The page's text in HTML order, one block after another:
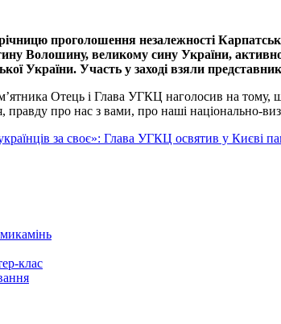
річницю проголошення незалежності
Волошину, великому сину України,
України. Участь у заході взяли
Отець і Глава УГКЦ наголосив на
правду про нас з вами, про наші національно-
за своє»: Глава УГКЦ освятив у Києві
клас